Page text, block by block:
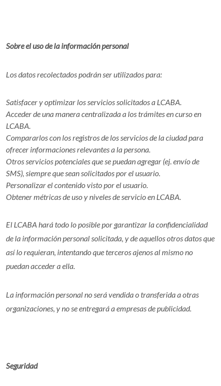
Sobre el uso de la información personal
Los datos recolectados podrán ser utilizados para:
Satisfacer y optimizar los servicios solicitados a LCABA.
Acceder de una manera centralizada a los trámites en curso en
LCABA.
Compararlos con los registros de los servicios de la ciudad para
ofrecer informaciones relevantes a la persona.
Otros servicios potenciales que se puedan agregar (ej. envío de
SMS), siempre que sean solicitados por el usuario.
Personalizar el contenido visto por el usuario.
Obtener métricas de uso y niveles de servicio en LCABA.
El LCABA hará todo lo posible por garantizar la confidencialidad
de la información personal solicitada, y de aquellos otros datos que
así lo requieran, intentando que terceros ajenos al mismo no
puedan acceder a ella.
La información personal no será vendida o transferida a otras
organizaciones, y no se entregará a empresas de publicidad.
Seguridad